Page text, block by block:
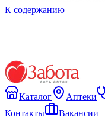
К содержанию
Каталог Аптеки
Контакты
Вакансии